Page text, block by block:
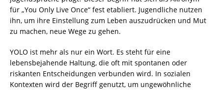
für „You Only Live Once“ fest etabliert. Jugendliche nutzen
ihn, um ihre Einstellung zum Leben auszudrücken und Mut
zu machen, neue Wege zu gehen.
YOLO ist mehr als nur ein Wort. Es steht für eine
lebensbejahende Haltung, die oft mit spontanen oder
riskanten Entscheidungen verbunden wird. In sozialen
Kontexten wird der Begriff genutzt, um ungewöhnliche